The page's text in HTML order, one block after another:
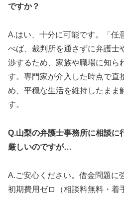
ですか？
A.はい、十分に可能です。「任
べば、裁判所を通さずに弁護士
渉するため、家族や職場に知ら
す。専門家が介入した時点で直
め、平穏な生活を維持したまま
す。
Q.山梨の弁護士事務所に相談に
厳しいのですが…
A.ご安心ください。借金問題に
初期費用ゼロ（相談料無料・着